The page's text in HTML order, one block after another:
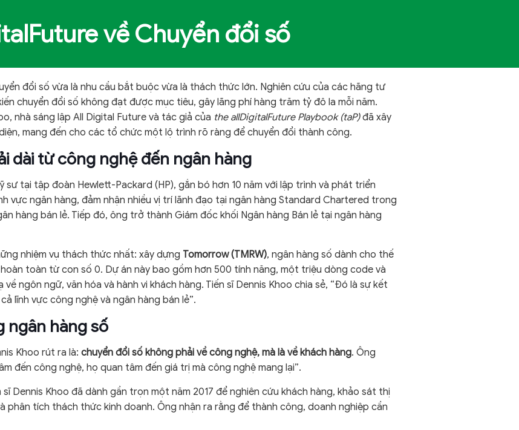
về Chuyển đổi số
đổi số vừa là nhu cầu bắt buộc vừa là thách thức lớn. Nghiên cứu của các hãng tư
chuyển đổi số không đạt được mục tiêu, gây lãng phí hàng trăm tỷ đô la mỗi năm.
nhà sáng lập All Digital Future và tác giả của the allDigitalFuture Playbook (taP)đã xây
mang đến cho các tổ chức một lộ trình rõ ràng để chuyển đổi thành công.
dài từ công nghệ đến ngân hàng
sư tại tập đoàn Hewlett-Packard (HP), gắn bó hơn 10 năm với lập trình và phát triển
vực ngân hàng, đảm nhận nhiều vị trí lãnh đạo tại ngân hàng Standard Chartered trong
hàng bán lẻ. Tiếp đó, ông trở thành Giám đốc khối Ngân hàng Bán lẻ tại ngân hàng
nhiệm vụ thách thức nhất: xây dựng Tomorrow (TMRW), ngân hàng số dành cho thế
hoàn toàn từ con số 0. Dự án này bao gồm hơn 500 tính năng, một triệu dòng code và
ngôn ngữ, văn hóa và hành vi khách hàng. Tiến sĩ Dennis Khoo chia sẻ, “Đó là sự kết
lĩnh vực công nghệ và ngân hàng bán lẻ”.
ngân hàng số
Khoo rút ra là: chuyển đổi số không phải về công nghệ, mà là về khách hàng. Ông
đến công nghệ, họ quan tâm đến giá trị mà công nghệ mang lại”.
Dennis Khoo đã dành gần trọn một năm 2017 để nghiên cứu khách hàng, khảo sát thị
phân tích thách thức kinh doanh. Ông nhận ra rằng để thành công, doanh nghiệp cần